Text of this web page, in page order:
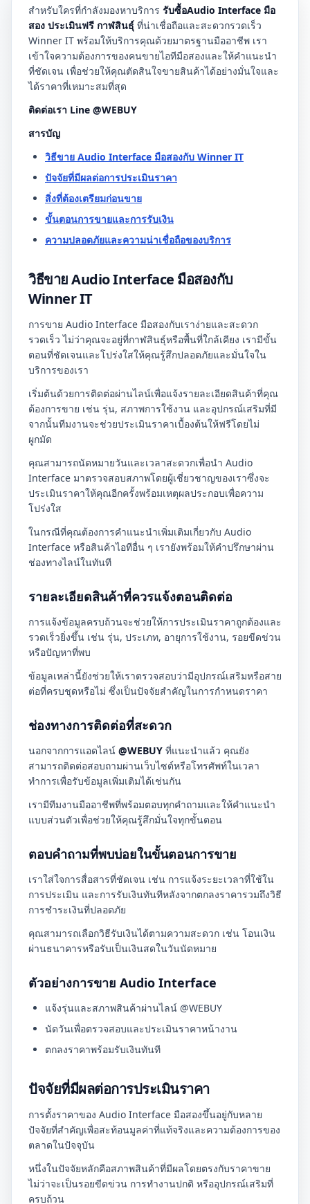
สำหรับใครที่กำลังมองหาบริการ รับซื้อAudio Interface มือ
สอง ประเมินฟรี กาฬสินธุ์ ที่น่าเชื่อถือและสะดวกรวดเร็ว
Winner IT พร้อมให้บริการคุณด้วยมาตรฐานมืออาชีพ เรา
เข้าใจความต้องการของคนขายไอทีมือสองและให้คำแนะนำ
ที่ชัดเจน เพื่อช่วยให้คุณตัดสินใจขายสินค้าได้อย่างมั่นใจและ
ได้ราคาที่เหมาะสมที่สุด
ติดต่อเรา Line @WEBUY
สารบัญ
วิธีขาย Audio Interface มือสองกับ Winner IT
ปัจจัยที่มีผลต่อการประเมินราคา
สิ่งที่ต้องเตรียมก่อนขาย
ขั้นตอนการขายและการรับเงิน
ความปลอดภัยและความน่าเชื่อถือของบริการ
วิธีขาย Audio Interface มือสองกับ
Winner IT
การขาย Audio Interface มือสองกับเราง่ายและสะดวก
รวดเร็ว ไม่ว่าคุณจะอยู่ที่กาฬสินธุ์หรือพื้นที่ใกล้เคียง เรามีขั้น
ตอนที่ชัดเจนและโปร่งใสให้คุณรู้สึกปลอดภัยและมั่นใจใน
บริการของเรา
เริ่มต้นด้วยการติดต่อผ่านไลน์เพื่อแจ้งรายละเอียดสินค้าที่คุณ
ต้องการขาย เช่น รุ่น, สภาพการใช้งาน และอุปกรณ์เสริมที่มี
จากนั้นทีมงานจะช่วยประเมินราคาเบื้องต้นให้ฟรีโดยไม่
ผูกมัด
คุณสามารถนัดหมายวันและเวลาสะดวกเพื่อนำ Audio
Interface มาตรวจสอบสภาพโดยผู้เชี่ยวชาญของเราซึ่งจะ
ประเมินราคาให้คุณอีกครั้งพร้อมเหตุผลประกอบเพื่อความ
โปร่งใส
ในกรณีที่คุณต้องการคำแนะนำเพิ่มเติมเกี่ยวกับ Audio
Interface หรือสินค้าไอทีอื่น ๆ เรายังพร้อมให้คำปรึกษาผ่าน
ช่องทางไลน์ในทันที
รายละเอียดสินค้าที่ควรแจ้งตอนติดต่อ
การแจ้งข้อมูลครบถ้วนจะช่วยให้การประเมินราคาถูกต้องและ
รวดเร็วยิ่งขึ้น เช่น รุ่น, ประเภท, อายุการใช้งาน, รอยขีดข่วน
หรือปัญหาที่พบ
ข้อมูลเหล่านี้ยังช่วยให้เราตรวจสอบว่ามีอุปกรณ์เสริมหรือสาย
ต่อที่ครบชุดหรือไม่ ซึ่งเป็นปัจจัยสำคัญในการกำหนดราคา
ช่องทางการติดต่อที่สะดวก
นอกจากการแอดไลน์ @WEBUY ที่แนะนำแล้ว คุณยัง
สามารถติดต่อสอบถามผ่านเว็บไซต์หรือโทรศัพท์ในเวลา
ทำการเพื่อรับข้อมูลเพิ่มเติมได้เช่นกัน
เรามีทีมงานมืออาชีพที่พร้อมตอบทุกคำถามและให้คำแนะนำ
แบบส่วนตัวเพื่อช่วยให้คุณรู้สึกมั่นใจทุกขั้นตอน
ตอบคำถามที่พบบ่อยในขั้นตอนการขาย
เราใส่ใจการสื่อสารที่ชัดเจน เช่น การแจ้งระยะเวลาที่ใช้ใน
การประเมิน และการรับเงินทันทีหลังจากตกลงราคารวมถึงวิธี
การชำระเงินที่ปลอดภัย
คุณสามารถเลือกวิธีรับเงินได้ตามความสะดวก เช่น โอนเงิน
ผ่านธนาคารหรือรับเป็นเงินสดในวันนัดหมาย
ตัวอย่างการขาย Audio Interface
แจ้งรุ่นและสภาพสินค้าผ่านไลน์ @WEBUY
นัดวันเพื่อตรวจสอบและประเมินราคาหน้างาน
ตกลงราคาพร้อมรับเงินทันที
ปัจจัยที่มีผลต่อการประเมินราคา
การตั้งราคาของ Audio Interface มือสองขึ้นอยู่กับหลาย
ปัจจัยที่สำคัญเพื่อสะท้อนมูลค่าที่แท้จริงและความต้องการของ
ตลาดในปัจจุบัน
หนึ่งในปัจจัยหลักคือสภาพสินค้าที่มีผลโดยตรงกับราคาขาย
ไม่ว่าจะเป็นรอยขีดข่วน การทำงานปกติ หรืออุปกรณ์เสริมที่
ครบถ้วน